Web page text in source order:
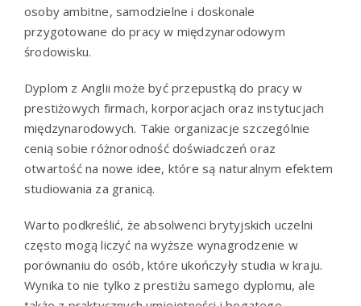
osoby ambitne, samodzielne i doskonale
przygotowane do pracy w międzynarodowym
środowisku.
Dyplom z Anglii może być przepustką do pracy w
prestiżowych firmach, korporacjach oraz instytucjach
międzynarodowych. Takie organizacje szczególnie
cenią sobie różnorodność doświadczeń oraz
otwartość na nowe idee, które są naturalnym efektem
studiowania za granicą.
Warto podkreślić, że absolwenci brytyjskich uczelni
często mogą liczyć na wyższe wynagrodzenie w
porównaniu do osób, które ukończyły studia w kraju.
Wynika to nie tylko z prestiżu samego dyplomu, ale